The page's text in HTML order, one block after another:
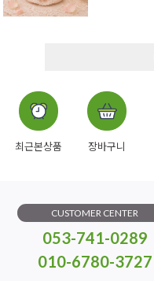
최근본상품 장바구니
CUSTOMER CENTER
053-741-0289
010-6780-3727